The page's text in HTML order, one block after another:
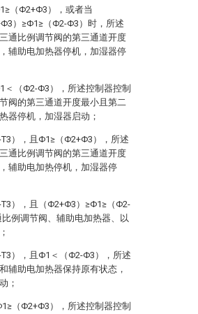
（Φ2+Φ3），或者当
）≥Φ1≥（Φ2-Φ3）时，所述
通比例调节阀的第三通道开度
辅助电加热器停机，加湿器停
＜（Φ2-Φ3），所述控制器控制
阀的第三通道开度最小且第二
器停机，加湿器启动；
T3），且Φ1≥（Φ2+Φ3），所述
通比例调节阀的第三通道开度
辅助电加热停机，加湿器停
T3），且（Φ2+Φ3）≥Φ1≥（Φ2-
例调节阀、辅助电加热器、以
T3），且Φ1＜（Φ2-Φ3），所述
辅助电加热器保持原有状态，
；
（Φ2+Φ3），所述控制器控制